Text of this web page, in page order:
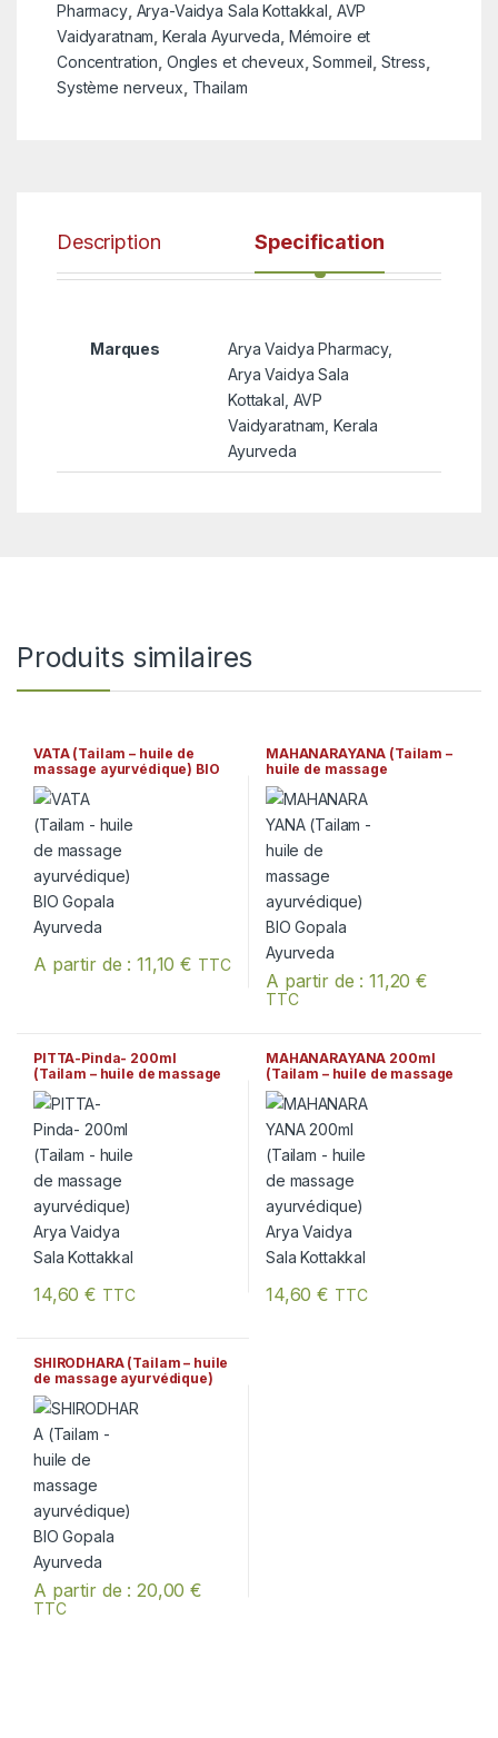
Pharmacy, Arya-Vaidya Sala Kottakkal AVP
Vaidyaratnam ,Kerala Ayurveda Mémoire et
Concentration Ongles et cheveux ,Sommeil ,Stress
Système nerveux Thailam
Description Specification
Marques
Arya Vaidya Pharmacy,
Arya Vaidya Sala
Kottakal, AVP
Vaidyaratnam, Kerala
Ayurveda
Produits similaires
VATA (Tailam – huile de
massage ayurvédique) BIO
Gopala Ayurveda
A partir de :11,10€ TTC
Ce produit a plusieurs variations. Les options peuvent être
MAHANARAYANA (Tailam –
huile de massage
ayurvédique) BIO Gopala
Ayurveda
A partir de :11,20€
TTC
Ce produit a plusieurs
PITTA-Pinda- 200ml
(Tailam – huile de massage
ayurvédique) Arya Vaidya
Sala Kottakkal
14,60€ TTC
MAHANARAYANA 200ml
(Tailam – huile de massage
ayurvédique) Arya Vaidya
Sala Kottakkal
14,60€ TTC
SHIRODHARA (Tailam – huile
de massage ayurvédique)
BIO Gopala Ayurveda
A partir de :20,00€
TTC
Ce produit a plusieurs variations. Les options peuvent être